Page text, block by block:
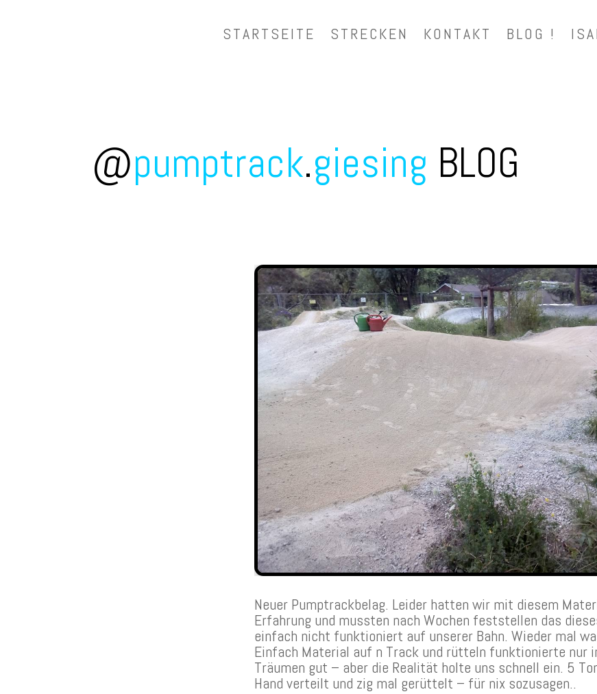
STARTSEITE STRECKEN KONTAKT BLOG !
@pumptrack.giesing BLOG
Neuer Pumptrackbelag. Leider hatten wir mit diesem
Erfahrung und mussten nach Wochen feststellen das
einfach nicht funktioniert auf unserer Bahn. Wieder mal
Einfach Material auf n Track und rütteln funktionierte nur
Träumen gut – aber die Realität holte uns schnell ein. 5
Hand verteilt und zig mal gerüttelt – für nix sozusagen..